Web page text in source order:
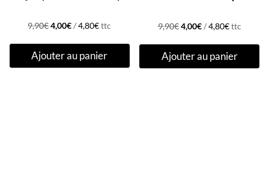
9,90€Le
initial
4,00€Le
actuel
/4,80€ttc
Ajouter au panier
9,90€Le
initial
4,00€Le
actuel
/4,80€ttc
Ajouter au panier